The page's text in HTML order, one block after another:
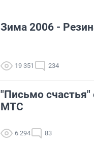
Зима 2006 -
19 351 234
"Письмо счастья"
МТС
6 294 83